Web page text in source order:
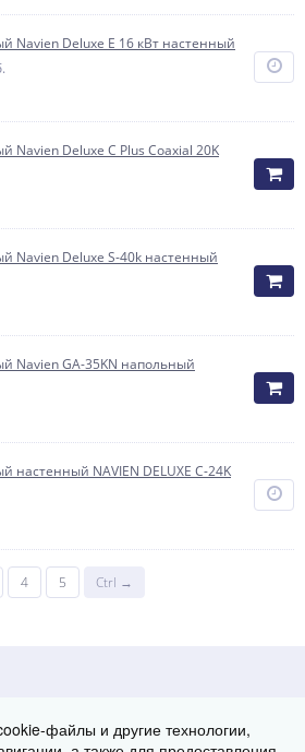
Navien Deluxe E 16 кВт настенный
Navien Deluxe C Plus Coaxial 20K
Navien Deluxe S-40k настенный
Navien GA-35KN напольный
настенный NAVIEN DELUXE С-24K
4 5 Ctrl →
файлы и другие технологии,